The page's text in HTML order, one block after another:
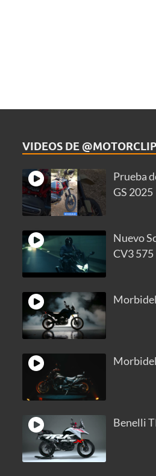
VIDEOS DE
Prueba
GS 2025
Nuevo
CV3 575
Benelli